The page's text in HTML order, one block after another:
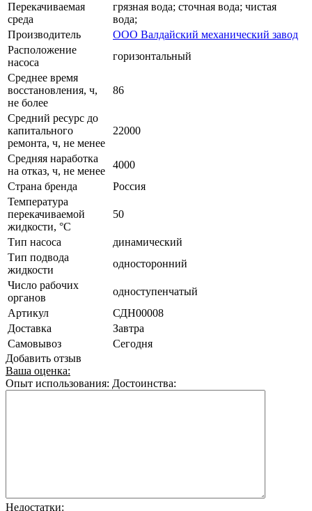
Перекачиваемая
среда
грязная вода; сточная вода; чистая
вода;
Производитель
ООО Валдайский механический завод
Расположение
насоса
горизонтальный
Среднее время
восстановления, ч,
не более
86
Средний ресурс до
капитального
ремонта, ч, не менее
22000
Средняя наработка
на отказ, ч, не менее
4000
Страна бренда
Россия
Температура
перекачиваемой
жидкости, °C
50
Тип насоса
динамический
Тип подвода
жидкости
односторонний
Число рабочих
органов
одноступенчатый
Артикул
СДН00008
Доставка
Завтра
Самовывоз
Сегодня
Добавить отзыв
Ваша оценка:
Опыт использования: Достоинства:
Недостатки: